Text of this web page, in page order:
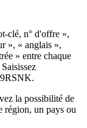
clé, n° d'offre »,
», « anglais »,
» entre chaque
la possibilité de
région, un pays ou